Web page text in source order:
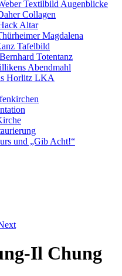
Textilbild Augenblicke
Collagen
Altar
Magdalena
Tafelbild
Totentanz
Abendmahl
Horlitz LKA
und „Gib Acht!“
Il Chung